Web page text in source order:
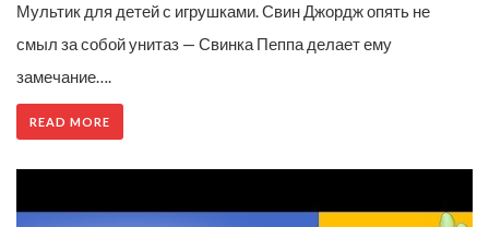
Мультик для детей с игрушками. Свин Джордж опять не
смыл за собой унитаз — Свинка Пеппа делает ему
замечание….
READ MORE